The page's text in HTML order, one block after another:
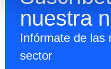
nuestra
Infórmate de las
sector